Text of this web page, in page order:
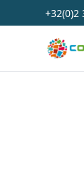
+32(0)2